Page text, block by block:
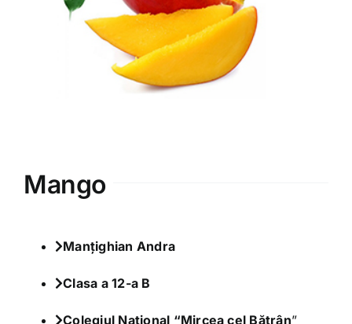
Clubul Iubim Fructele
Mango
Manțighian Andra
Clasa a 12-a B
Colegiul Național “Mircea cel Bătrân”